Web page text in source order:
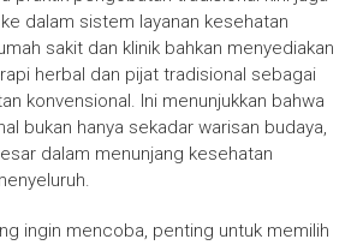
dalam sistem layanan kesehatan
sakit dan klinik bahkan menyediakan
herbal dan pijat tradisional sebagai
konvensional. Ini menunjukkan bahwa
bukan hanya sekadar warisan budaya,
dalam menunjang kesehatan
ingin mencoba, penting untuk memilih